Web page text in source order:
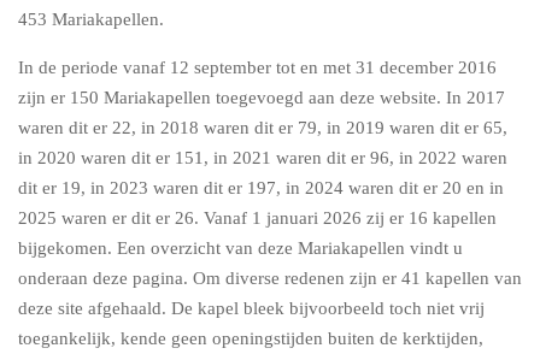
453 Mariakapellen.
In de periode vanaf 12 september tot en met 31 december 2016
zijn er 150 Mariakapellen toegevoegd aan deze website. In 2017
waren dit er 22, in 2018 waren dit er 79, in 2019 waren dit er 65,
in 2020 waren dit er 151, in 2021 waren dit er 96, in 2022 waren
dit er 19, in 2023 waren dit er 197, in 2024 waren dit er 20 en in
2025 waren er dit er 26. Vanaf 1 januari 2026 zij er 16 kapellen
bijgekomen. Een overzicht van deze Mariakapellen vindt u
onderaan deze pagina. Om diverse redenen zijn er 41 kapellen van
deze site afgehaald. De kapel bleek bijvoorbeeld toch niet vrij
toegankelijk, kende geen openingstijden buiten de kerktijden,